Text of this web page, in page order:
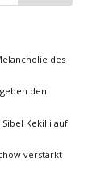
des
den
Kekilli auf
verstärkt